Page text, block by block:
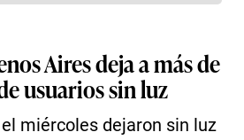
Aires deja a más de
usuarios sin luz
miércoles dejaron sin luz